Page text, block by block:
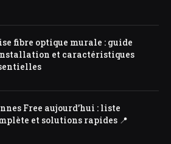
fibre optique murale : guide
et caractéristiques
Free aujourd’hui : liste
et solutions rapides 📍